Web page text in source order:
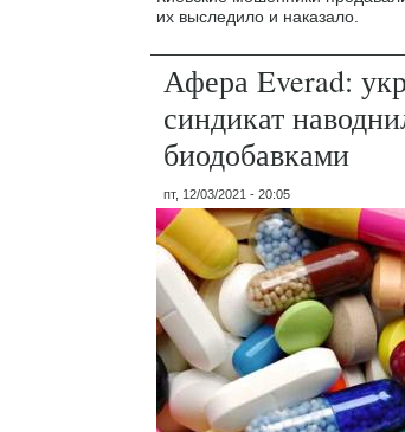
их выследило и наказало.
Афера Everad:
синдикат
биодобавками
пт, 12/03/2021 - 20:05